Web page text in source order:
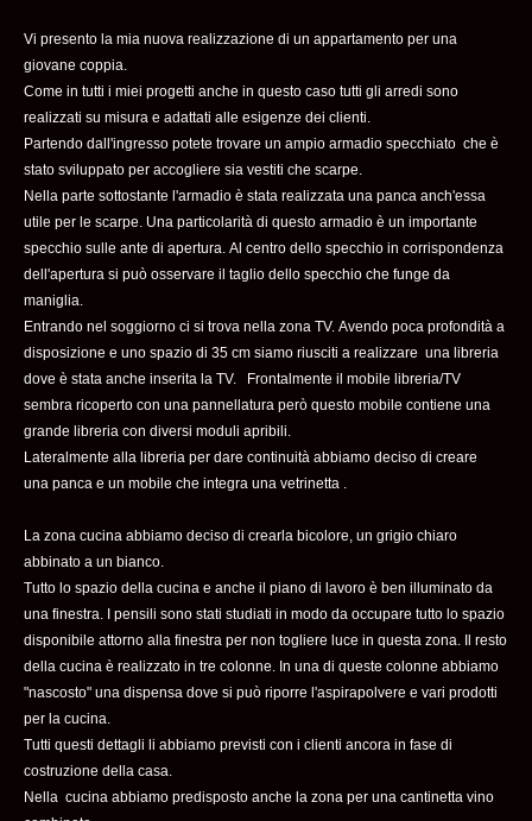
Vi presento la mia nuova realizzazione di un appartamento per una
giovane coppia.
Come in tutti i miei progetti anche in questo caso tutti gli arredi sono
realizzati su misura e adattati alle esigenze dei clienti.
Partendo dall'ingresso potete trovare un ampio armadio specchiato che è
stato sviluppato per accogliere sia vestiti che scarpe.
Nella parte sottostante l'armadio è stata realizzata una panca anch'essa
utile per le scarpe. Una particolarità di questo armadio è un importante
specchio sulle ante di apertura. Al centro dello specchio in corrispondenza
dell'apertura si può osservare il taglio dello specchio che funge da
maniglia.
Entrando nel soggiorno ci si trova nella zona TV. Avendo poca profondità a
disposizione e uno spazio di 35 cm siamo riusciti a realizzare una libreria
dove è stata anche inserita la TV. Frontalmente il mobile libreria/TV
sembra ricoperto con una pannellatura però questo mobile contiene una
grande libreria con diversi moduli apribili.
Lateralmente alla libreria per dare continuità abbiamo deciso di creare
una panca e un mobile che integra una vetrinetta .
La zona cucina abbiamo deciso di crearla bicolore, un grigio chiaro
abbinato a un bianco.
Tutto lo spazio della cucina e anche il piano di lavoro è ben illuminato da
una finestra. I pensili sono stati studiati in modo da occupare tutto lo spazio
disponibile attorno alla finestra per non togliere luce in questa zona. Il resto
della cucina è realizzato in tre colonne. In una di queste colonne abbiamo
"nascosto" una dispensa dove si può riporre l'aspirapolvere e vari prodotti
per la cucina.
Tutti questi dettagli li abbiamo previsti con i clienti ancora in fase di
costruzione della casa.
Nella cucina abbiamo predisposto anche la zona per una cantinetta vino